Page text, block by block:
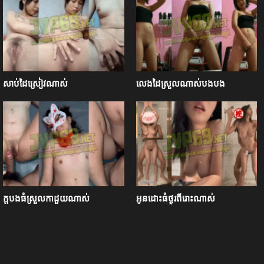
សាប់ដៃស្រៀវណាស់ លេងដៃស្រួលណាស់បងបង
ក្ដបងធំស្រួលកាដួយណាស់ អូនដោះធំថ្ងូរពីរោះណាស់